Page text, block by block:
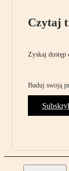
Czytaj
Zyskaj dostęp
Buduj swoją